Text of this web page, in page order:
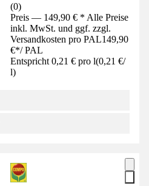
(0)
Preis — 149,90 € * Alle Preise
inkl. MwSt. und ggf. zzgl.
Versandkosten pro PAL149,90
€*/ PAL
Entspricht 0,21 € pro l(0,21 €/
l)